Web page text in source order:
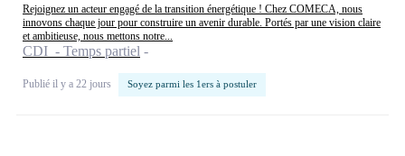
Rejoignez un acteur engagé de la transition énergétique ! Chez COMECA, nous
innovons chaque jour pour construire un avenir durable. Portés par une vision claire
et ambitieuse, nous mettons notre...
CDI - Temps partiel
Publié il y a 22 jours Soyez parmi les 1ers à postuler